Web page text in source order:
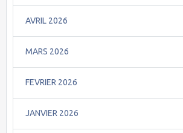
AVRIL 2026
MARS 2026
FEVRIER 2026
JANVIER 2026